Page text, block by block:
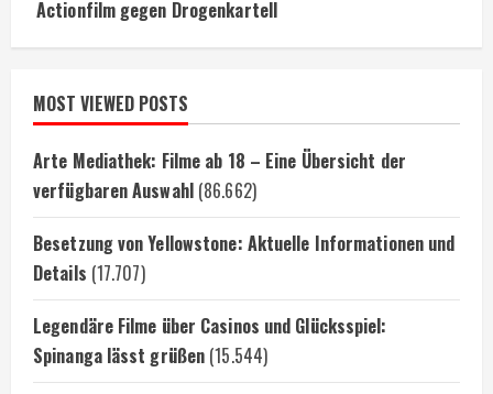
Actionfilm gegen Drogenkartell
MOST VIEWED POSTS
Arte Mediathek: Filme ab 18 – Eine Übersicht der
verfügbaren Auswahl (86.662)
Besetzung von Yellowstone: Aktuelle Informationen und
Details (17.707)
Legendäre Filme über Casinos und Glücksspiel:
Spinanga lässt grüßen (15.544)